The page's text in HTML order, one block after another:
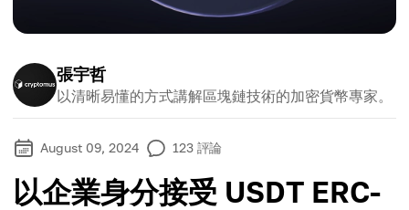
張宇哲
以清晰易懂的方式講解區塊鏈技術的加密貨幣專家。
August 09, 2024 123 評論
以企業身分接受 USDT ERC-